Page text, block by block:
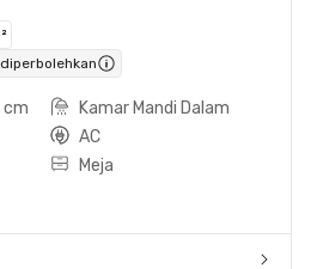
cm
Kamar Mandi Dalam
AC
Meja